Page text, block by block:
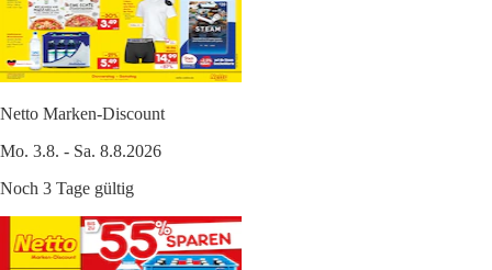
Netto Marken-Discount
Mo. 3.8. - Sa. 8.8.2026
Noch 3 Tage gültig